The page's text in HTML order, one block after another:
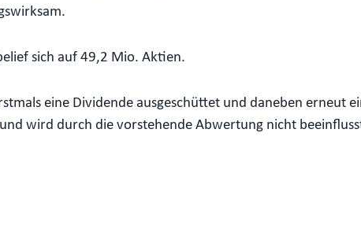
sich auf 49,2 Mio. Aktien.
eine Dividende ausgeschüttet und daneben erneut
wird durch die vorstehende Abwertung nicht